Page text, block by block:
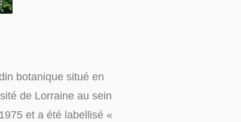
botanique situé en
de Lorraine au sein
et a été labellisé «